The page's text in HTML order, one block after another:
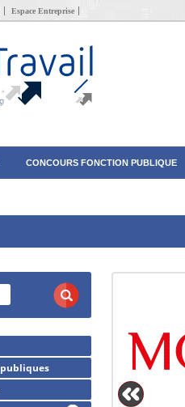
Espace Entreprise
CONCOURS FONCTION PUBLIQUE
publiques